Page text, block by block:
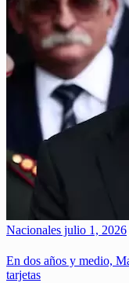
Nacionales julio 1, 2026
En dos años y medio,
tarjetas